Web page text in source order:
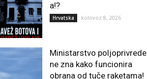
a!?
Hrvatska kolovoz 8, 2026
Ministarstvo poljoprivrede
ne zna kako funcionira
obrana od tuče raketama!